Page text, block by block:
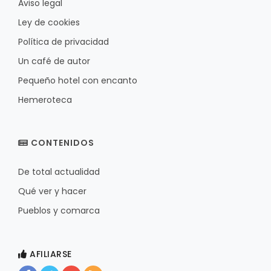
Aviso legal
Ley de cookies
Política de privacidad
Un café de autor
Pequeño hotel con encanto
Hemeroteca
CONTENIDOS
De total actualidad
Qué ver y hacer
Pueblos y comarca
AFILIARSE